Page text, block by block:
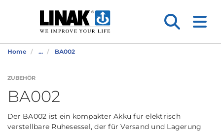
Home ... BA002
ZUBEHÖR
BA002
Der BA002 ist ein kompakter Akku für elektrisch
verstellbare Ruhesessel, der für Versand und Lagerung